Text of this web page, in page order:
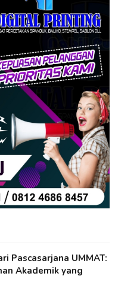
Pascasarjana UMMAT:
Akademik yang